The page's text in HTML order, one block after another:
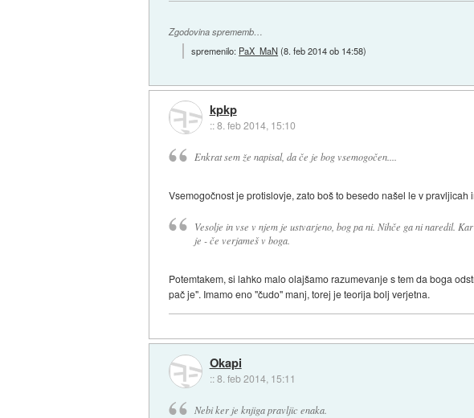
Zgodovina sprememb…
spremenilo: PaX_MaN(8. feb 2014 ob 14:58)
kpkp
::8. feb 2014, 15:10
Enkrat sem že napisal, da če je bog vsemogočen....
Vsemogočnost je protislovje, zato boš to besedo našel le v pravljicah
Vesolje in vse v njem je ustvarjeno, bog pa ni. Nihče ga ni naredil.
je - če verjameš v boga.
Potemtakem, si lahko malo olajšamo razumevanje s tem da boga
pač je". Imamo eno "čudo" manj, torej je teorija bolj verjetna.
Okapi
::8. feb 2014, 15:11
Nebi ker je knjiga pravljic enaka.